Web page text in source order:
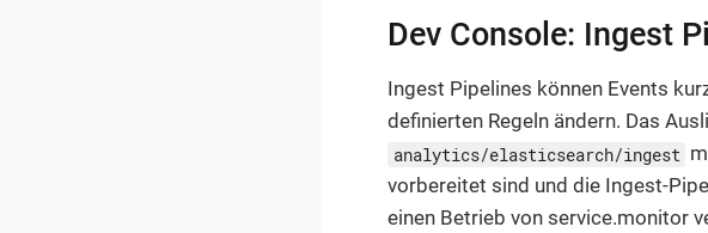
Dev Console: Ingest
Ingest Pipelines können Events
definierten Regeln ändern. Das
analytics/elasticsearch/ingest
vorbereitet sind und die Ingest-
einen Betrieb von service.monitor